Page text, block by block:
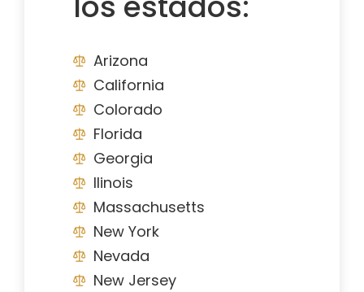
Arizona
California
Colorado
Florida
Georgia
Ilinois
Massachusetts
New York
Nevada
New Jersey